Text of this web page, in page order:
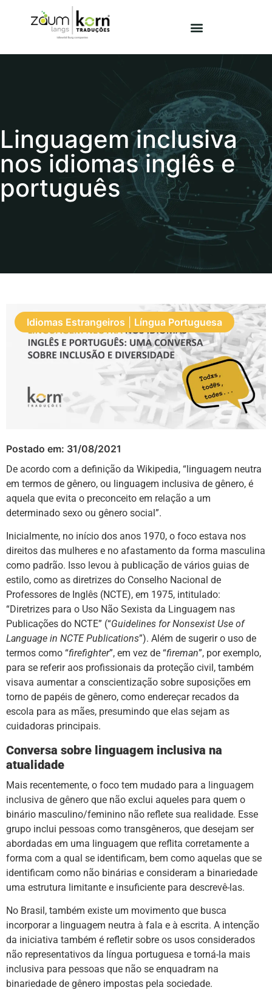
Linguagem inclusiva
nos idiomas inglês e
português
Idiomas Estrangeiros Língua Portuguesa
Postado em: 31/08/2021
De acordo com a definição da Wikipedia, “linguagem neutra
em termos de gênero, ou linguagem inclusiva de gênero, é
aquela que evita o preconceito em relação a um
determinado sexo ou gênero social”.
Inicialmente, no início dos anos 1970, o foco estava nos
direitos das mulheres e no afastamento da forma masculina
como padrão. Isso levou à publicação de vários guias de
estilo, como as diretrizes do Conselho Nacional de
Professores de Inglês (NCTE), em 1975, intitulado:
“Diretrizes para o Uso Não Sexista da Linguagem nas
Publicações do NCTE” (“Guidelines for Nonsexist Use of
Language in NCTE Publications”). Além de sugerir o uso de
termos como “firefighter”, em vez de “fireman”, por exemplo,
para se referir aos profissionais da proteção civil, também
visava aumentar a conscientização sobre suposições em
torno de papéis de gênero, como endereçar recados da
escola para as mães, presumindo que elas sejam as
cuidadoras principais.
Conversa sobre linguagem inclusiva na
atualidade
Mais recentemente, o foco tem mudado para a linguagem
inclusiva de gênero que não exclui aqueles para quem o
binário masculino/feminino não reflete sua realidade. Esse
grupo inclui pessoas como transgêneros, que desejam ser
abordadas em uma linguagem que reflita corretamente a
forma com a qual se identificam, bem como aquelas que se
identificam como não binárias e consideram a binariedade
uma estrutura limitante e insuficiente para descrevê-las.
No Brasil, também existe um movimento que busca
incorporar a linguagem neutra à fala e à escrita. A intenção
da iniciativa também é refletir sobre os usos considerados
não representativos da língua portuguesa e torná-la mais
inclusiva para pessoas que não se enquadram na
binariedade de gênero impostas pela sociedade.